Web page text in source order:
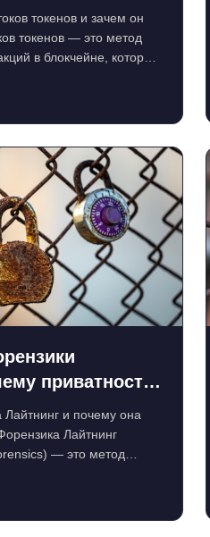
и защитить
токенов и зачем он
токенов — это метод
в блокчейне, который
приватность
Лайтнинг и почему она
Лайтнинг
— это метод